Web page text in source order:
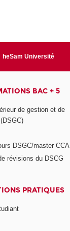
heSam Université
BAC + 5
de gestion et de
DSGC/master CCA
révisions du DSCG
PRATIQUES